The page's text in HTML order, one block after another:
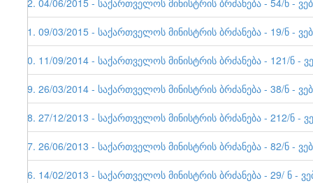
22. 04/06/2015 - საქართველოს მინისტრის ბრძანება - 54/ნ -
21. 09/03/2015 - საქართველოს მინისტრის ბრძანება - 19/ნ -
20. 11/09/2014 - საქართველოს მინისტრის ბრძანება - 121/ნ -
19. 26/03/2014 - საქართველოს მინისტრის ბრძანება - 38/ნ -
18. 27/12/2013 - საქართველოს მინისტრის ბრძანება - 212/ნ -
17. 26/06/2013 - საქართველოს მინისტრის ბრძანება - 82/ნ -
16. 14/02/2013 - საქართველოს მინისტრის ბრძანება - 29/ ნ -